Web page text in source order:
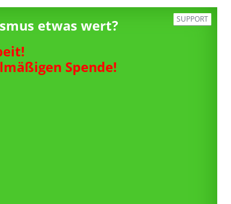
SUPPORT
etwas wert?
Spende!